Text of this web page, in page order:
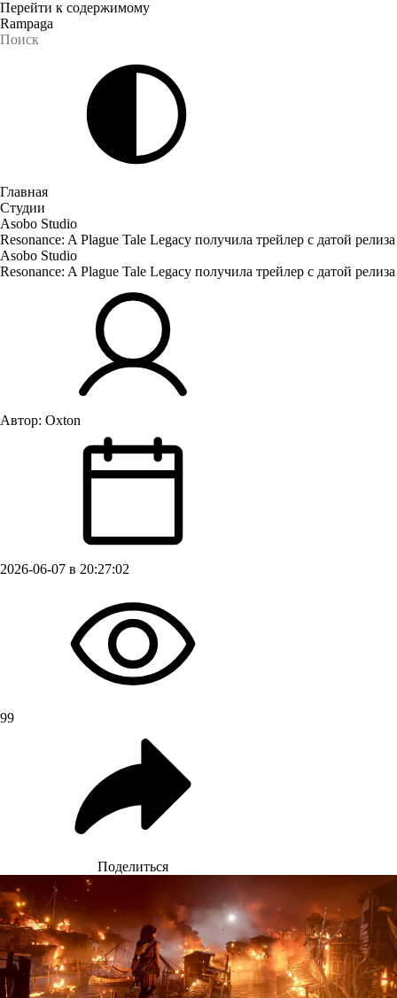
Перейти к содержимому
Rampaga
Главная
Студии
Asobo Studio
Resonance: A Plague Tale Legacy получила трейлер с датой релиза
Asobo Studio
Resonance: A Plague Tale Legacy получила трейлер с датой релиза
Автор: Oxton
2026-06-07 в 20:27:02
99
Поделиться